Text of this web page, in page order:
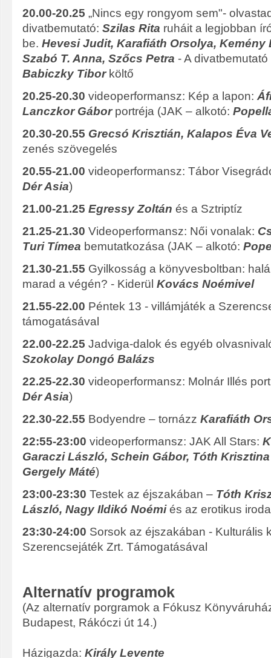
20.00-20.25 „Nincs egy rongyom sem"-
divatbemutató: Szilas Rita ruháit a legjobban
be. Hevesi Judit, Karafiáth Orsolya, Kemény
Szabó T. Anna, Szőcs Petra - A
Babiczky Tiborköltő
20.25-20.30 videoperformansz: Kép a lapon:
Lanczkor Gáborportréja (JAK – alkotó:
20.30-20.55 Grecsó Krisztián, Kalapos Éva
zenés szövegelés
20.55-21.00 videoperformansz: Tábor
Dér Asia)
21.00-21.25 Egressy Zoltán és a Sztriptíz
21.25-21.30 Videoperformansz: Női vonalak:
Turi Tímea bemutatkozása (JAK – alkotó:
21.30-21.55 Gyilkosság a könyvesboltban:
marad a végén? - Kiderül Kovács Noémivel
21.55-22.00 Péntek 13 - villámjáték a
támogatásával
22.00-22.25 Jadviga-dalok és egyéb
Szokolay Dongó Balázs
22.25-22.30 videoperformansz: Molnár Illés
Dér Asia)
22.30-22.55 Bodyendre – tornázz Karafiáth
22:55-23:00 videoperformansz: JAK All Stars:
Garaczi László, Schein Gábor, Tóth Krisztina
Gergely Máté)
23:00-23:30 Testek az éjszakában – Tóth
László, Nagy Ildikó Noémiés az erotikus
23:30-24:00 Sorsok az éjszakában - Kulturális
Szerencsejáték Zrt. Támogatásával
Alternatív programok
(Az alternatív porgramok a Fókusz
Budapest, Rákóczi út 14.)
Házigazda: Király Levente